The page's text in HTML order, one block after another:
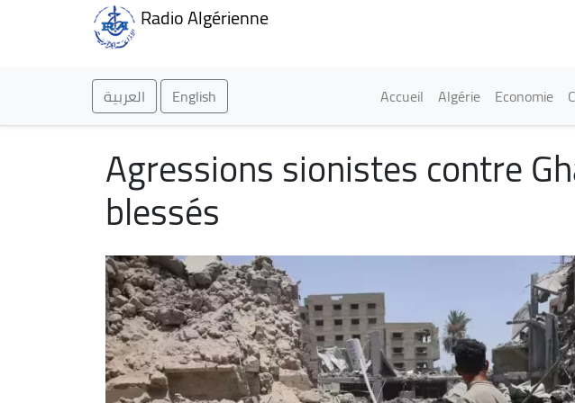
Radio Algérienne
العربية English Main navigation
Accueil Algérie Economie
Agressions sionistes contre
blessés